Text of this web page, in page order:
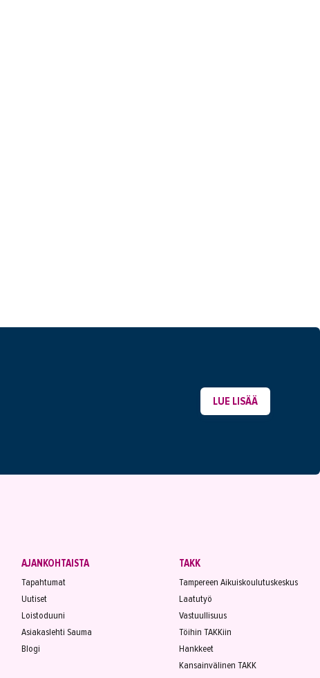
LUE LISÄÄ
AJANKOHTAISTA
Tapahtumat
Uutiset
Loistoduuni
Asiakaslehti Sauma
Blogi
TAKK
Tampereen Aikuiskoulutuskeskus
Laatutyö
Vastuullisuus
Töihin TAKKiin
Hankkeet
Kansainvälinen TAKK